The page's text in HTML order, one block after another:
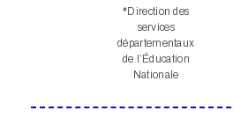
*Direction des
services
départementaux
de l’Éducation
Nationale